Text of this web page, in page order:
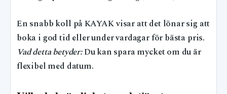
En snabb koll på KAYAK visar att det lönar sig att
boka i god tid eller under vardagar för bästa pris.
Vad detta betyder:Du kan spara mycket om du är
flexibel med datum.